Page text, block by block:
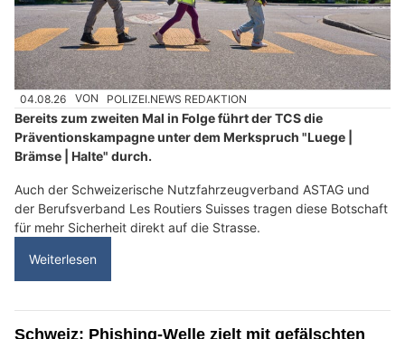
04.08.26 VON POLIZEI.NEWS REDAKTION
Bereits zum zweiten Mal in Folge führt der TCS die
Präventionskampagne unter dem Merkspruch "Luege |
Brämse | Halte" durch.
Auch der Schweizerische Nutzfahrzeugverband ASTAG und
der Berufsverband Les Routiers Suisses tragen diese Botschaft
für mehr Sicherheit direkt auf die Strasse.
Weiterlesen
Schweiz: Phishing-Welle zielt mit gefälschten